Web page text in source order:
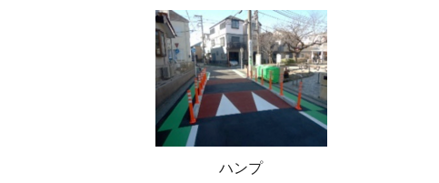
ハンプ